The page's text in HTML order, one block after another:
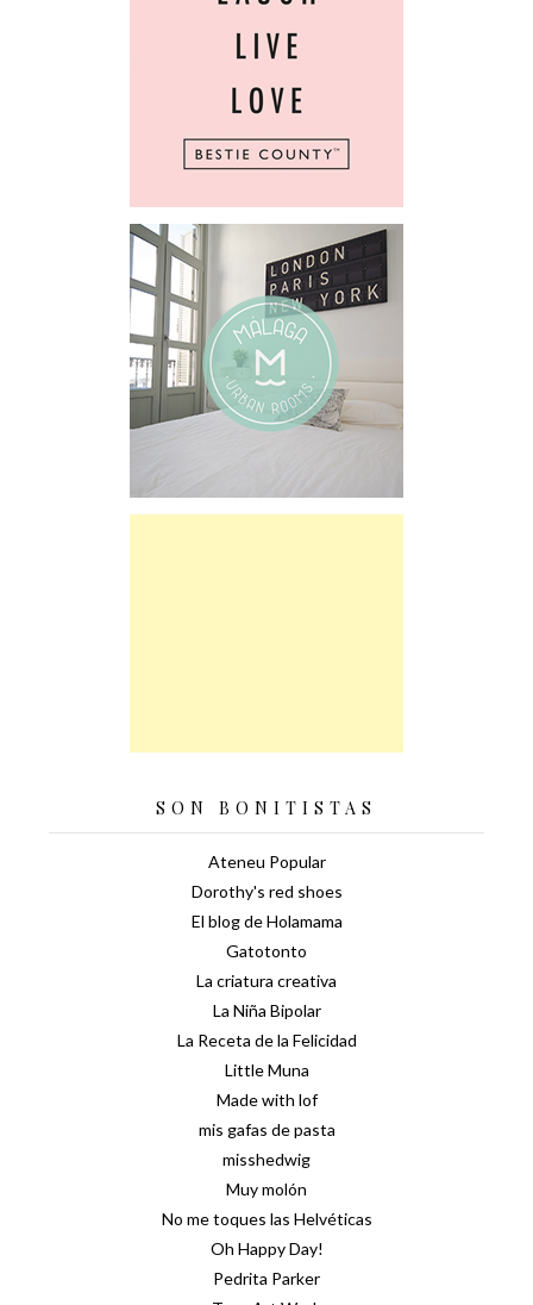
SON BONITISTAS
Ateneu Popular
Dorothy's red shoes
El blog de Holamama
Gatotonto
La criatura creativa
La Niña Bipolar
La Receta de la Felicidad
Little Muna
Made with lof
mis gafas de pasta
misshedwig
Muy molón
No me toques las Helvéticas
Oh Happy Day!
Pedrita Parker